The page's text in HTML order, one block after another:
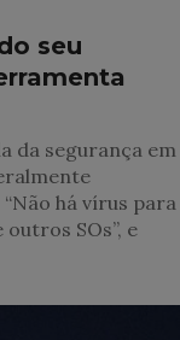
seu
da segurança em
há vírus para
outros SOs”, e